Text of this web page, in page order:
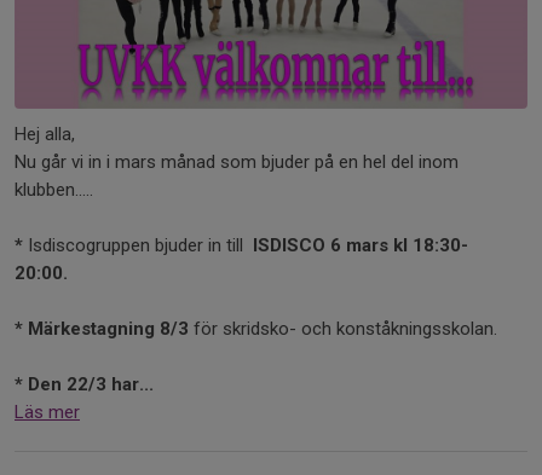
Hej alla,
Nu går vi in i mars månad som bjuder på en hel del inom
klubben.....
* Isdiscogruppen bjuder in till
ISDISCO 6 mars kl 18:30-
20:00.
* Märkestagning 8/3 för skridsko- och konståkningsskolan.
* Den 22/3 har...
Läs mer